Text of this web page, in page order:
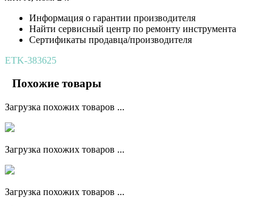
Информация о гарантии производителя
Найти сервисный центр по ремонту инструмента
Сертификаты продавца/производителя
ETK-383625
Похожие товары
Загрузка похожих товаров ...
Загрузка похожих товаров ...
Загрузка похожих товаров ...